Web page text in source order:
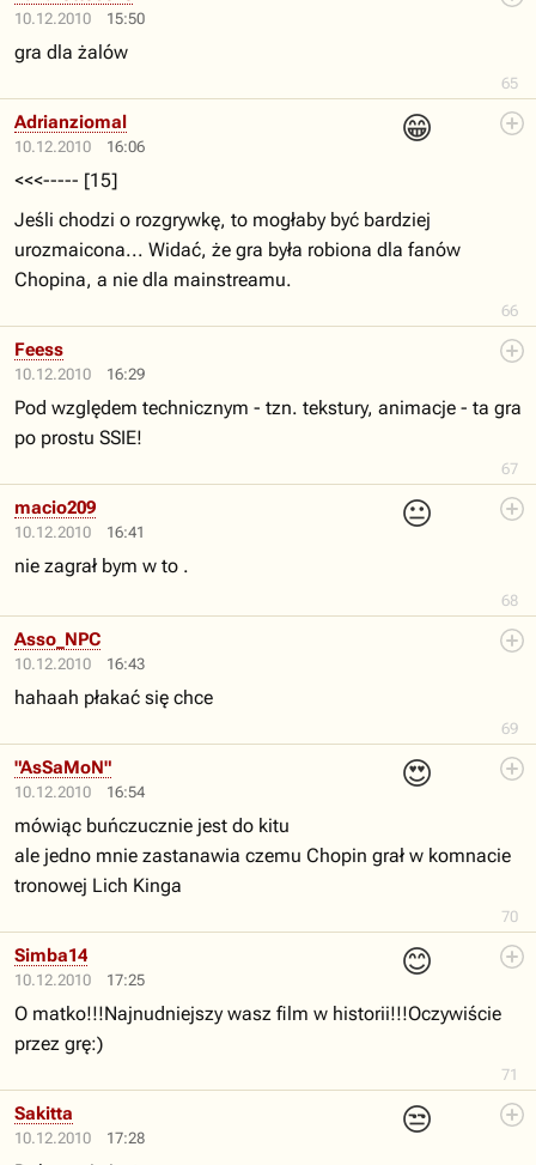
10.12.2010 15:50
65
gra dla żalów
10.12.2010 16:06
😁
66
Adrianziomal
<<<----- [15]
Jeśli chodzi o rozgrywkę, to mogłaby być bardziej
urozmaicona... Widać, że gra była robiona dla fanów
Chopina, a nie dla mainstreamu.
10.12.2010 16:29
67
Feess
Pod względem technicznym - tzn. tekstury, animacje - ta gra
po prostu SSIE!
10.12.2010 16:41
😐
68
macio209
nie zagrał bym w to .
10.12.2010 16:43
69
Asso_NPC
hahaah płakać się chce
10.12.2010 16:54
😍
70
"AsSaMoN"
mówiąc buńczucznie jest do kitu
ale jedno mnie zastanawia czemu Chopin grał w komnacie
tronowej Lich Kinga
10.12.2010 17:25
😊
71
Simba14
O matko!!!Najnudniejszy wasz film w historii!!!Oczywiście
przez grę:)
10.12.2010 17:28
😒
Sakitta